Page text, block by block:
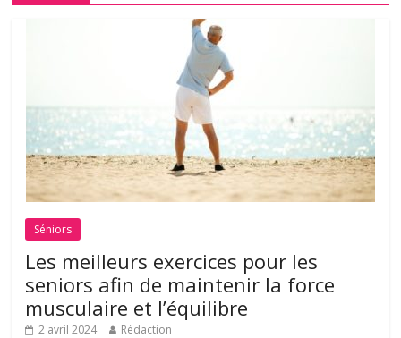
Séniors
Les meilleurs exercices pour les
seniors afin de maintenir la force
musculaire et l’équilibre
2 avril 2024 Rédaction